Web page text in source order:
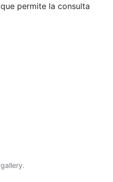
permite la consulta